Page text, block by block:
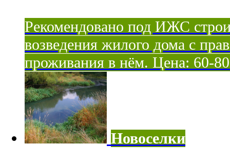
Рекомендовано под ИЖС
возведения жилого дома с
проживания в нём. Цена: 60-80
Новоселки